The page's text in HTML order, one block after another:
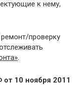
к нему,
проверку
.
10 ноября 2011